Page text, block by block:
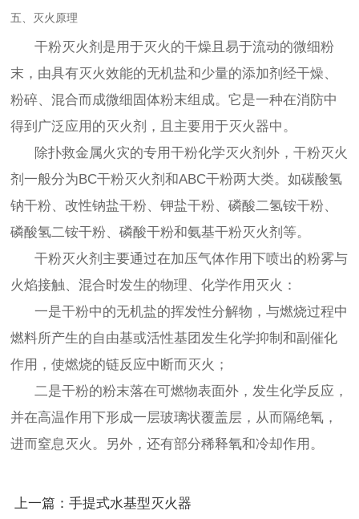
五、灭火原理
干粉灭火剂是用于灭火的干燥且易于流动的微细粉
末，由具有灭火效能的无机盐和少量的添加剂经干燥、
粉碎、混合而成微细固体粉末组成。它是一种在消防中
得到广泛应用的灭火剂，且主要用于灭火器中。
除扑救金属火灾的专用干粉化学灭火剂外，干粉灭火
剂一般分为BC干粉灭火剂和ABC干粉两大类。如碳酸氢
钠干粉、改性钠盐干粉、钾盐干粉、磷酸二氢铵干粉、
磷酸氢二铵干粉、磷酸干粉和氨基干粉灭火剂等。
干粉灭火剂主要通过在加压气体作用下喷出的粉雾与
火焰接触、混合时发生的物理、化学作用灭火：
一是干粉中的无机盐的挥发性分解物，与燃烧过程中
燃料所产生的自由基或活性基团发生化学抑制和副催化
作用，使燃烧的链反应中断而灭火；
二是干粉的粉末落在可燃物表面外，发生化学反应，
并在高温作用下形成一层玻璃状覆盖层，从而隔绝氧，
进而窒息灭火。另外，还有部分稀释氧和冷却作用。
上一篇：手提式水基型灭火器